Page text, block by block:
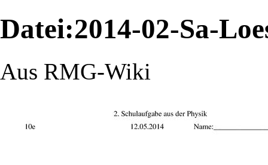
Datei:2014-02-Sa-
Aus RMG-Wiki